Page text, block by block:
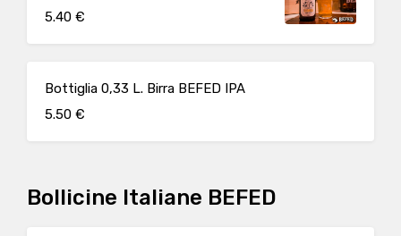
5.40 €
Bottiglia 0,33 L. Birra BEFED IPA
5.50 €
Bollicine Italiane BEFED